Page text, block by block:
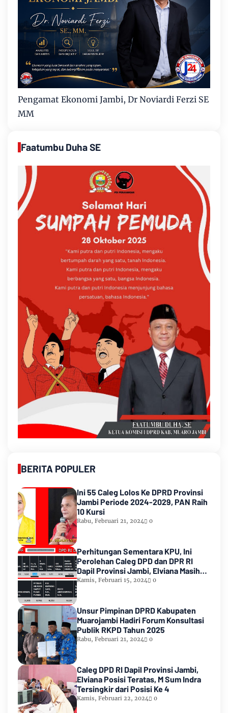
Pengamat Ekonomi Jambi, Dr Noviardi Ferzi SE
MM
Faatumbu Duha SE
BERITA POPULER
Ini 55 Caleg Lolos Ke DPRD Provinsi
Jambi Periode 2024-2029, PAN Raih
10 Kursi
Rabu, Februari 21, 2024 0
Perhitungan Sementara KPU, Ini
Perolehan Caleg DPD dan DPR RI
Dapil Provinsi Jambi, Elviana Masih
Urutan Kedua Teratas
Kamis, Februari 15, 2024 0
Unsur Pimpinan DPRD Kabupaten
Muarojambi Hadiri Forum Konsultasi
Publik RKPD Tahun 2025
Rabu, Februari 21, 2024 0
Caleg DPD RI Dapil Provinsi Jambi,
Elviana Posisi Teratas, M Sum Indra
Tersingkir dari Posisi Ke 4
Kamis, Februari 22, 2024 0